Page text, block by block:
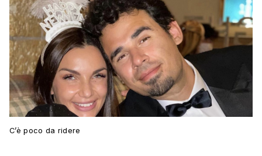
C’è poco da ridere